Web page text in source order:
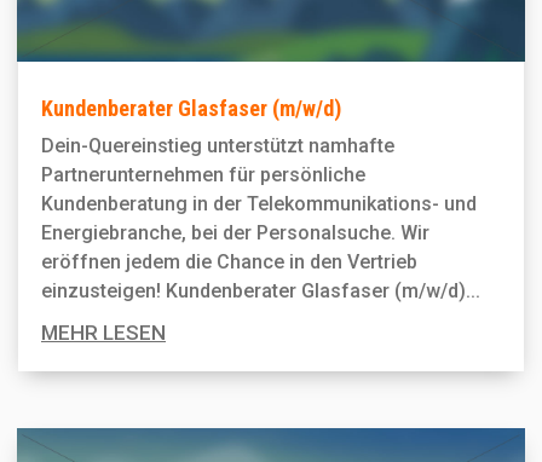
Kundenberater Glasfaser (m/w/d)
Dein-Quereinstieg unterstützt namhafte
Partnerunternehmen für persönliche
Kundenberatung in der Telekommunikations- und
Energiebranche, bei der Personal­suche. Wir
eröffnen jedem die Chance in den Vertrieb
einzusteigen! Kundenberater Glasfaser (m/w/d)...
MEHR LESEN